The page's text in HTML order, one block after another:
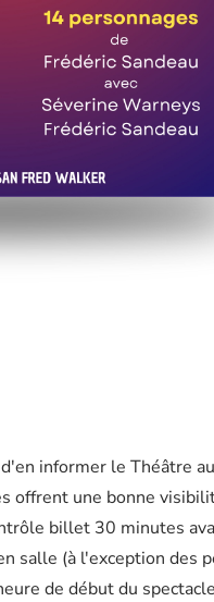
informer le Théâtre
offrent une bonne
billet 30 minutes
salle (à l'exception des
de début du